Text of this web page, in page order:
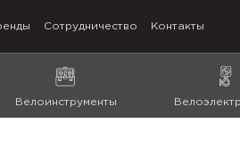
Сотрудничество Контакты
Велоинструменты